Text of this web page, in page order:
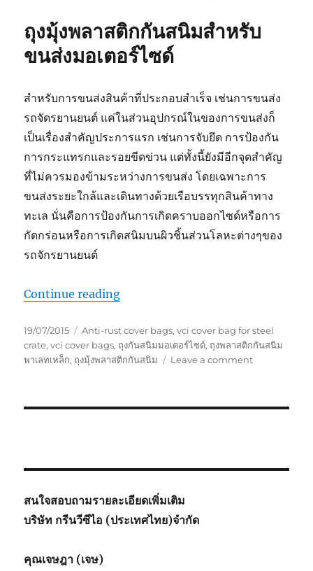
ถุงมุ้งพลาสติกกันสนิมสำหรับ
ขนส่งมอเตอร์ไซด์
สำหรับการขนส่งสินค้าที่ประกอบสำเร็จ เช่นการขนส่ง
รถจัดรยานยนต์ แค่ในส่วนอุปกรณ์ในของการขนส่งก็
เป็นเรื่องสำคัญประการแรก เช่นการจับยึด การป้องกัน
การกระแทรกและรอยขีดข่วน แต่ทั้งนี้ยังมีอีกจุดสำคัญ
ที่ไม่ควรมองข้ามระหว่างการขนส่ง โดยเฉพาะการ
ขนส่งระยะใกล้และเดินทางด้วยเรือบรรทุกสินค้าทาง
ทะเล นั่นคือการป้องกันการเกิดคราบออกไซด์หรือการ
กัดกร่อนหรือการเกิดสนิมบนผิวชิ้นส่วนโลหะต่างๆของ
รถจักรยานยนต์
Continue reading“Motorbike Packing”
Posted
on
19/07/2015 Tags
Anti-rust cover bags,vci cover bag for steel
crate,vci cover bags, ถุงกันสนิมมอเตอร์ไซด์, ถุงพลาสติกกันสนิม
พาเลทเหล็ก, ถุงมุ้งพลาสติกกันสนิม Leave a commenton
สนใจสอบถามรายละเอียดเพิ่มเติม
บริษัท กรีนวีซีไอ (ประเทศไทย)จำกัด
คุณเจษฎา (เจษ)